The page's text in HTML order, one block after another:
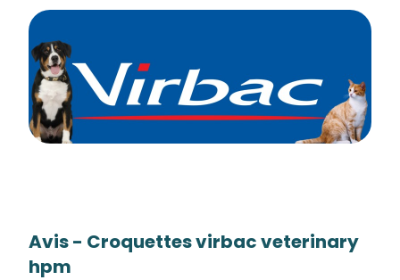
Avis - Croquettes virbac veterinary
hpm